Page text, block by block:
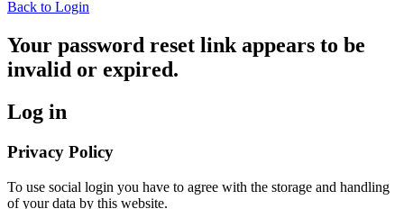
Back to Login
Your password reset link appears to be
invalid or expired.
Log in
Privacy Policy
To use social login you have to agree with the storage and handling
of your data by this website.